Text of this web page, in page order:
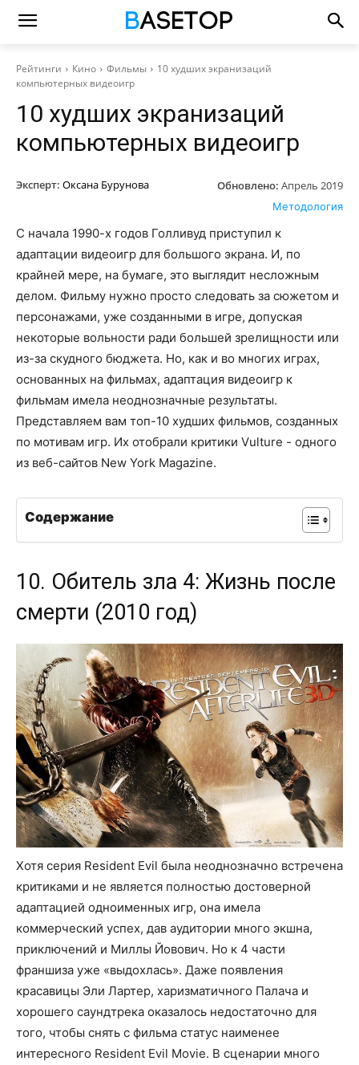
Рейтинги Кино Фильмы
10 худших экранизаций
компьютерных видеоигр
10 худших экранизаций
компьютерных видеоигр
Эксперт: Оксана Бурунова Обновлено: Апрель 2019
Методология
С начала 1990-х годов Голливуд приступил к
адаптации видеоигр для большого экрана. И, по
крайней мере, на бумаге, это выглядит несложным
делом. Фильму нужно просто следовать за сюжетом и
персонажами, уже созданными в игре, допуская
некоторые вольности ради большей зрелищности или
из-за скудного бюджета. Но, как и во многих играх,
основанных на фильмах, адаптация видеоигр к
фильмам имела неоднозначные результаты.
Представляем вам топ-10 худших фильмов, созданных
по мотивам игр. Их отобрали критики Vulture - одного
из веб-сайтов New York Magazine.
Содержание
10. Обитель зла 4: Жизнь после
смерти (2010 год)
Хотя серия Resident Evil была неоднозначно встречена
критиками и не является полностью достоверной
адаптацией одноименных игр, она имела
коммерческий успех, дав аудитории много экшна,
приключений и Миллы Йовович. Но к 4 части
франшиза уже «выдохлась». Даже появления
красавицы Эли Лартер, харизматичного Палача и
хорошего саундтрека оказалось недостаточно для
того, чтобы снять с фильма статус наименее
интересного Resident Evil Movie. В сценарии много